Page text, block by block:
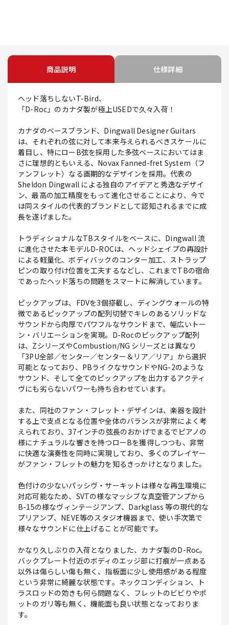
商品説明 仕様詳細
ヘッド落ちしないT-Bird、
「D-Roc」のカナダ製が極上USEDで久々入荷！
カナダのベースブランド、Dingwall Designer Guitars
は、それぞれの弦に対して本来与えられるべきスケールに
着目し、特にローB弦を採用した多弦ベースにおいてはま
さに理想的ともいえる、Novax Fanned-fret System（フ
ァンフレット）なる画期的なデザインを採用。代表の
Sheldon Dingwall による独自のアイデアと秀逸なデザイ
ン、最高の加工精度をもって進化させることにより、今で
は同スタイルの代表的ブランドとして認知されるまでに成
長を遂げました。
トラディショナルなTBスタイルをベースに、Dingwall 流
に進化させた本モデルD-ROCは、ヘッドシェイプの再設計
による軽量化、ボディバックのコンター加工、ストラップ
ピンの取り付け位置を工夫するなどし、これまでTBの宿命
であったヘッド落ちの問題をスマートに解消しています。
ピックアップは、FDVを3個搭載し、ディングウォールの特
徴であるピックアップの配列切替でキレのあるソリッドな
サウンドから肉厚でパワフルなサウンドまで、幅広いトー
ン・バリエーションを実現。D-Rocのピックアップ配列
は、ZシリーズやCombustion/NG シリーズとは異なり
「3PU全部／センター／センター＆リア／リア」から選択
可能となっており、PBライクなサウンドやNG-2のような
サウンド、そして全てのピックアップを出力するアクティ
ヴにも劣らないパワーも持ち合わせています。
また、同社のファン・フレット・デザインは、楽器を設計
する上で支点となる位置や全体のバランスが非常によく考
えられており、37インチの弦長のおかげでまるでピアノの
様にナチュラルな響きを持つローBを獲得しつつも、非常
に快適な演奏性を同時に実現しており、多くのプレイヤー
がファン・フレットの魅力を知るきっかけとなりました。
色付けの少ないパッシヴ・サーキットは様々な再生環境に
対応可能なため、SVTの様なマッシブな真空管アンプから
B-15の様なヴィンテージアンプ、Darkglass 等の現代的な
プリアンプ、NEVE等のスタジオ機器まで、使い手次第で
様々なサウンドに仕上げることが可能です。
かなり久しぶりの入荷となりました、カナダ製のD-Roc。
バックプレート付近のボディのエッジ部に打痕が一点ある
以外は傷らしい傷も無く、指板面に少し使用感がある程度
という非常に綺麗な状態です。ネックコンディション、ト
ラスロッドの効きも何ら問題なく、フレットのビビりやポ
ットのガリ等も無く、機能面も良い状態となっておりま
す。